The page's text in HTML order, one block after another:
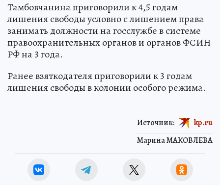
Тамбовчанина приговорили к 4,5 годам
лишения свободы условно с лишением права
занимать должности на госслужбе в системе
правоохранительных органов и органов ФСИН
РФ на 3 года.
Ранее взяткодателя приговорили к 3 годам
лишения свободы в колонии особого режима.
Марина МАКОВЛЕВА
Источник: kp.ru